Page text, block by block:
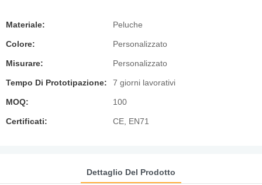
Materiale: Peluche
Colore: Personalizzato
Misurare: Personalizzato
Tempo Di Prototipazione: 7 giorni lavorativi
MOQ: 100
Certificati: CE, EN71
Dettaglio Del Prodotto